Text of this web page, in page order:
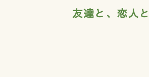
友達と、恋人